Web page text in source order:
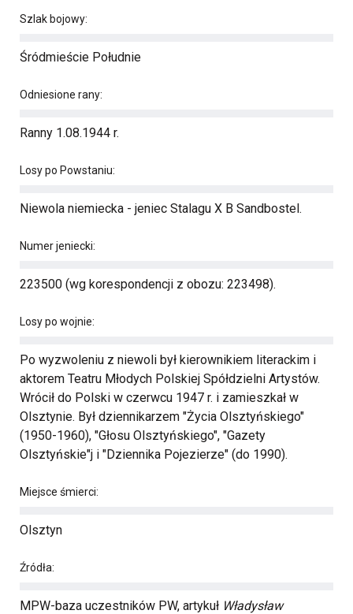
Szlak bojowy:
Śródmieście Południe
Odniesione rany:
Ranny 1.08.1944 r.
Losy po Powstaniu:
Niewola niemiecka - jeniec Stalagu X B Sandbostel.
Numer jeniecki:
223500 (wg korespondencji z obozu: 223498).
Losy po wojnie:
Po wyzwoleniu z niewoli był kierownikiem literackim i
aktorem Teatru Młodych Polskiej Spółdzielni Artystów.
Wrócił do Polski w czerwcu 1947 r. i zamieszkał w
Olsztynie. Był dziennikarzem "Życia Olsztyńskiego"
(1950-1960), "Głosu Olsztyńskiego", "Gazety
Olsztyńskie"j i "Dziennika Pojezierze" (do 1990).
Miejsce śmierci:
Olsztyn
Źródła:
MPW-baza uczestników PW, artykuł Władysław